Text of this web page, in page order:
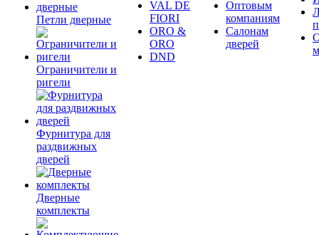
Петли дверные
Ограничители и
ригели
Фурнитура для
раздвижных
дверей
Дверные
комплекты
VAL DE
FIORI
ORO &
ORO
DND
Оптовым
компаниям
Салонам
дверей